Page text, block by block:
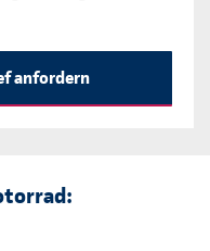
anfordern